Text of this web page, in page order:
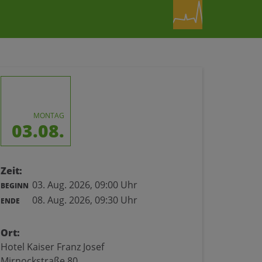
MONTAG
03.08.
Zeit:
BEGINN 03. Aug. 2026, 09:00 Uhr
ENDE 08. Aug. 2026, 09:30 Uhr
Ort:
Hotel Kaiser Franz Josef